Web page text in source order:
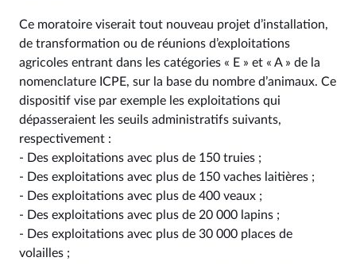
Ce moratoire viserait tout nouveau projet d’installation,
de transformation ou de réunions d’exploitations
agricoles entrant dans les catégories « E » et « A » de la
nomenclature ICPE, sur la base du nombre d’animaux. Ce
dispositif vise par exemple les exploitations qui
dépasseraient les seuils administratifs suivants,
respectivement :
- Des exploitations avec plus de 150 truies ;
- Des exploitations avec plus de 150 vaches laitières ;
- Des exploitations avec plus de 400 veaux ;
- Des exploitations avec plus de 20 000 lapins ;
- Des exploitations avec plus de 30 000 places de
volailles ;